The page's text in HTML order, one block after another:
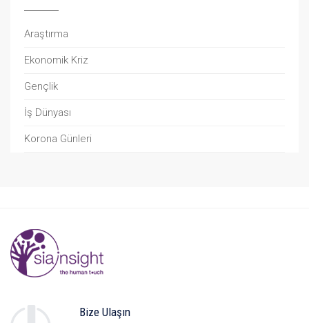
Araştırma
Ekonomik Kriz
Gençlik
İş Dünyası
Korona Günleri
Bize Ulaşın